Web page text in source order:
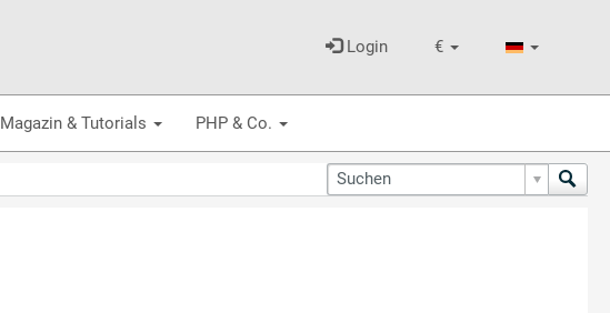
€
Login
Magazin & Tutorials PHP & Co.